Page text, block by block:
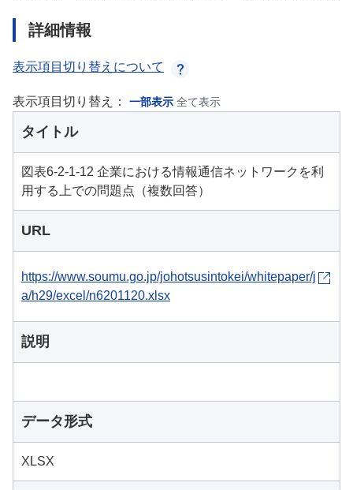
詳細情報
表示項目切り替えについて
表示項目切り替え： 一部表示 全て表示
タイトル
図表6-2-1-12 企業における情報通信ネットワークを利
用する上での問題点（複数回答）
URL
https://www.soumu.go.jp/johotsusintokei/whitepaper/j
a/h29/excel/n6201120.xlsx
説明
データ形式
XLSX